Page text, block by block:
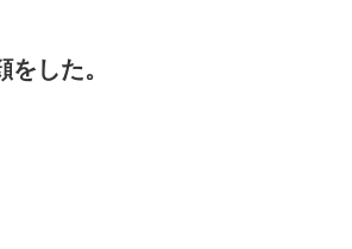
した。